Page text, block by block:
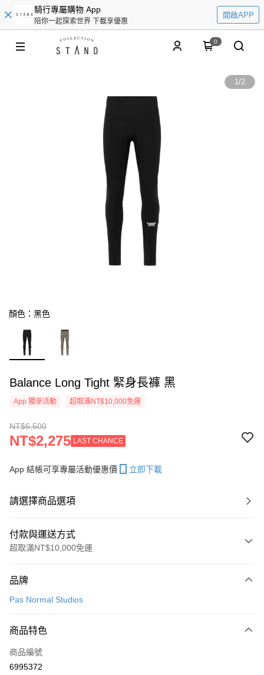
騎行專屬購物 App
陪你一起探索世界 下載享優惠
開啟APP
0
1/2
顏色：黑色
Balance Long Tight 緊身長褲 黑
App 獨享活動 超取滿NT$10,000免運
NT$6,500
NT$2,275 LAST CHANCE
App 結帳可享專屬活動優惠價 立即下載
請選擇商品選項
付款與運送方式
超取滿NT$10,000免運
信用卡一次付款
LINE Pay
Apple Pay
品牌
Pas Normal Studios
商品特色
商品編號
6995372